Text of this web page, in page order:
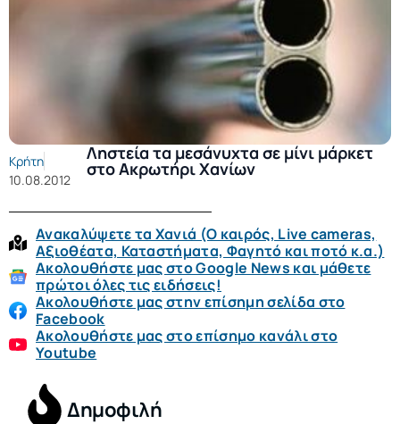
Κρήτη
10.08.2012
Ληστεία τα μεσάνυχτα σε μίνι μάρκετ
στο Ακρωτήρι Χανίων
Ανακαλύψετε τα Χανιά (O καιρός, Live cameras,
Αξιοθέατα, Καταστήματα, Φαγητό και ποτό κ.α.)
Ακολουθήστε μας στο Google News και μάθετε
πρώτοι όλες τις ειδήσεις!
Ακολουθήστε μας στην επίσημη σελίδα στο
Facebook
Ακολουθήστε μας στο επίσημο κανάλι στο
Youtube
Δημοφιλή